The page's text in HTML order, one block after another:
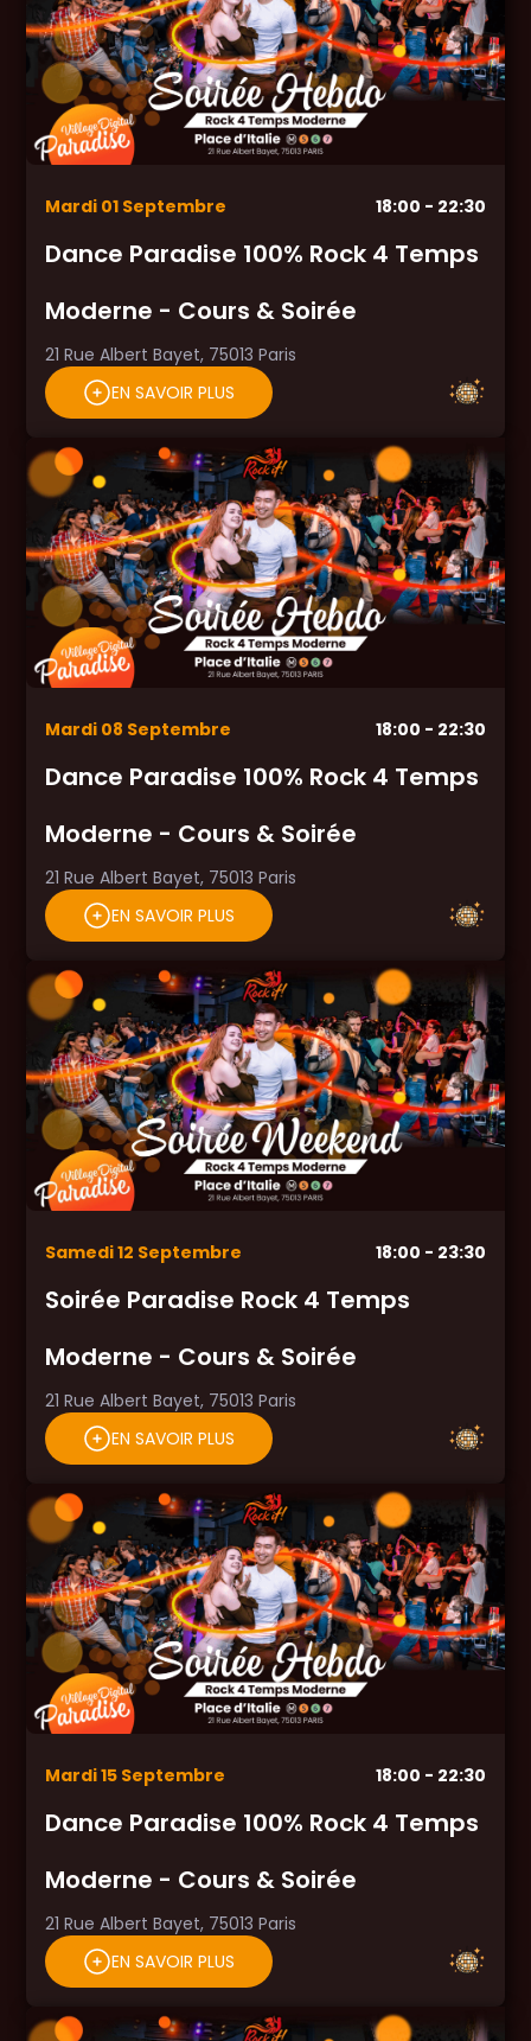
Mardi 01 Septembre 18:00 - 22:30
Dance Paradise 100% Rock 4 Temps
Moderne - Cours & Soirée
21 Rue Albert Bayet, 75013 Paris
EN SAVOIR PLUS
Mardi 08 Septembre 18:00 - 22:30
Dance Paradise 100% Rock 4 Temps
Moderne - Cours & Soirée
21 Rue Albert Bayet, 75013 Paris
EN SAVOIR PLUS
Samedi12 Septembre 18:00 - 23:30
Soirée Paradise Rock 4 Temps
Moderne - Cours & Soirée
21 Rue Albert Bayet, 75013 Paris
EN SAVOIR PLUS
Mardi15 Septembre 18:00 - 22:30
Dance Paradise 100% Rock 4 Temps
Moderne - Cours & Soirée
21 Rue Albert Bayet, 75013 Paris
EN SAVOIR PLUS